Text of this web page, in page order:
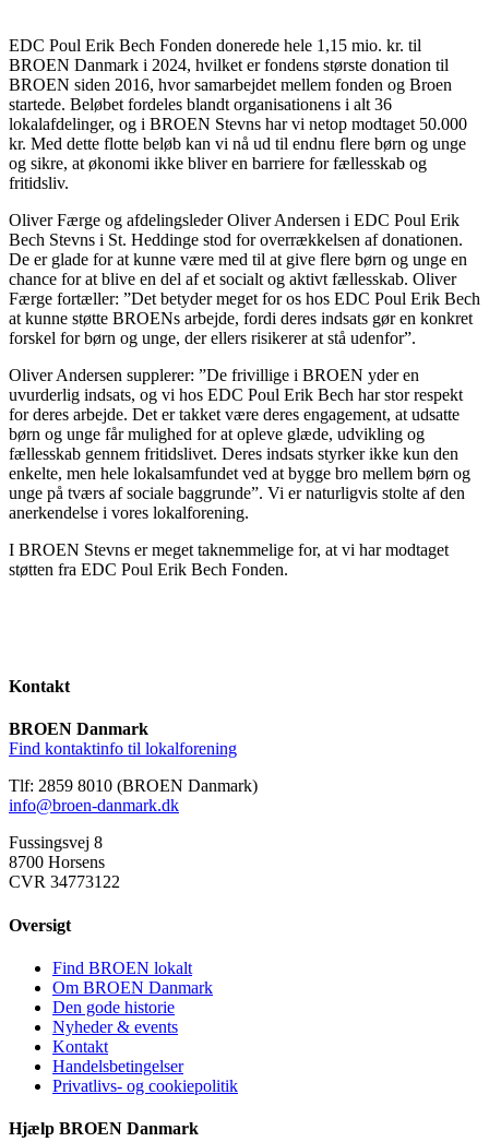
EDC Poul Erik Bech Fonden donerede hele 1,15 mio. kr. til
BROEN Danmark i 2024, hvilket er fondens største donation til
BROEN siden 2016, hvor samarbejdet mellem fonden og Broen
startede. Beløbet fordeles blandt organisationens i alt 36
lokalafdelinger, og i BROEN Stevns har vi netop modtaget 50.000
kr. Med dette flotte beløb kan vi nå ud til endnu flere børn og unge
og sikre, at økonomi ikke bliver en barriere for fællesskab og
fritidsliv.
Oliver Færge og afdelingsleder Oliver Andersen i EDC Poul Erik
Bech Stevns i St. Heddinge stod for overrækkelsen af donationen.
De er glade for at kunne være med til at give flere børn og unge en
chance for at blive en del af et socialt og aktivt fællesskab. Oliver
Færge fortæller: ”Det betyder meget for os hos EDC Poul Erik Bech
at kunne støtte BROENs arbejde, fordi deres indsats gør en konkret
forskel for børn og unge, der ellers risikerer at stå udenfor”.
Oliver Andersen supplerer: ”De frivillige i BROEN yder en
uvurderlig indsats, og vi hos EDC Poul Erik Bech har stor respekt
for deres arbejde. Det er takket være deres engagement, at udsatte
børn og unge får mulighed for at opleve glæde, udvikling og
fællesskab gennem fritidslivet. Deres indsats styrker ikke kun den
enkelte, men hele lokalsamfundet ved at bygge bro mellem børn og
unge på tværs af sociale baggrunde”. Vi er naturligvis stolte af den
anerkendelse i vores lokalforening.
I BROEN Stevns er meget taknemmelige for, at vi har modtaget
støtten fra EDC Poul Erik Bech Fonden.
Kontakt
BROEN Danmark
Find kontaktinfo til lokalforening
Tlf: 2859 8010 (BROEN Danmark)
info@broen-danmark.dk
Fussingsvej 8
8700 Horsens
CVR 34773122
Oversigt
Find BROEN lokalt
Om BROEN Danmark
Den gode historie
Nyheder & events
Kontakt
Handelsbetingelser
Privatlivs- og cookiepolitik
Hjælp BROEN Danmark